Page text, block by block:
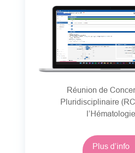
Réunion de
Pluridisciplinaire
l’Hématologie
Plus d’info